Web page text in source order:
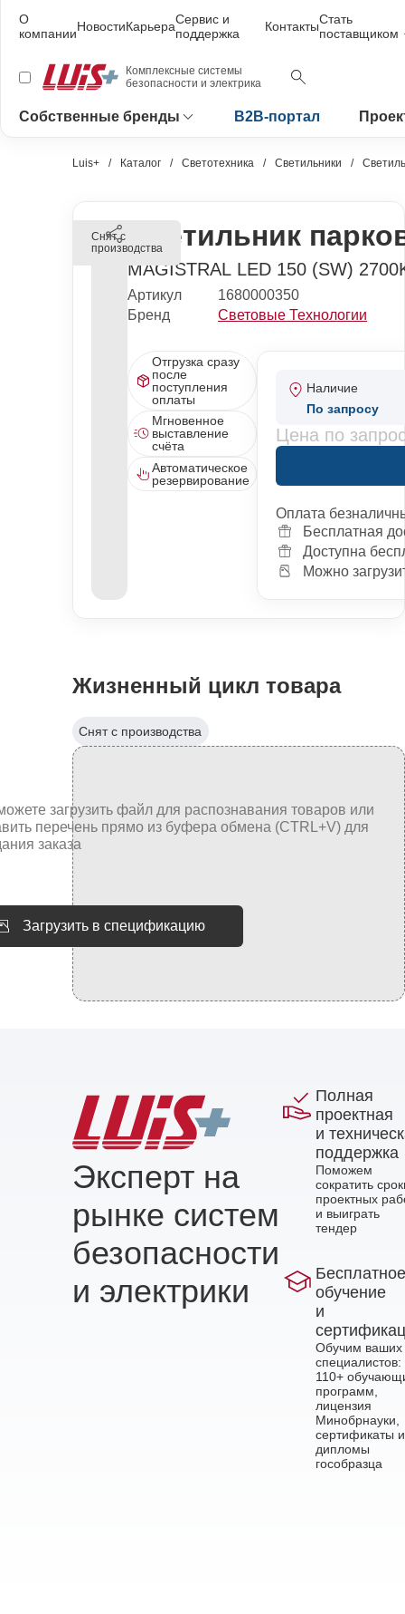
О
компанииНовостиКарьераСервис и
поддержка
КонтактыСтать
поставщиком
Комплексные системы
безопасности и электрика
Собственные бренды B2B-портал
Luis+ Каталог Светотехника Светильники
Снят с
производстваСветильник
MAGISTRAL LED 150 (SW)
Артикул
1680000350
Бренд
Световые Технологии
Отгрузка сразу
после
поступления
оплаты
Мгновенное
выставление
счёта
Автоматическое
резервирование
Наличие
По запросу
Цена по
Оплата
Бесплатная
Доступна
Можно
Жизненный цикл товара
Снят с производства
Загрузить в спецификацию
Эксперт на
рынке систем
безопасности
и электрики
Полная
проектная
и
поддержка
Поможем
сократить
проектных
и выиграть
тендер
Бесплатное
обучение
и
Обучим ваших
специалистов:
110+
программ,
лицензия
Минобрнауки,
сертификаты и
дипломы
гособразца